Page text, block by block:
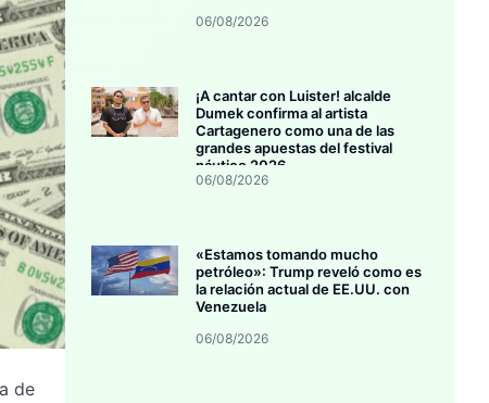
de
06/08/2026
¡A cantar con Luister! alcalde
Dumek confirma al artista
Cartagenero como una de las
grandes apuestas del festival
náutico 2026
06/08/2026
«Estamos tomando mucho
petróleo»: Trump reveló como es
la relación actual de EE.UU. con
Venezuela
06/08/2026